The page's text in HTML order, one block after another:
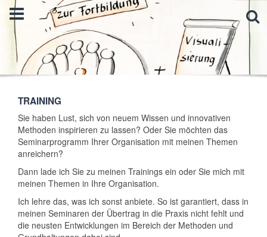
TRAINING
Sie haben Lust, sich von neuem Wissen und innovativen
Methoden inspirieren zu lassen? Oder Sie möchten das
Seminarprogramm Ihrer Organisation mit meinen Themen
anreichern?
Dann lade ich Sie zu meinen Trainings ein oder Sie mich mit
meinen Themen in Ihre Organisation.
Ich lehre das, was ich sonst anbiete. So ist garantiert, dass in
meinen Seminaren der Übertrag in die Praxis nicht fehlt und
die neusten Entwicklungen im Bereich der Methoden und